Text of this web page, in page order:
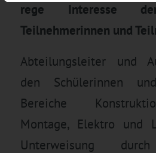
rege Interesse
Teilnehmerinnen und
Abteilungsleiter und
den Schülerinnen
Bereiche
Montage, Elektro und
Unterweisung